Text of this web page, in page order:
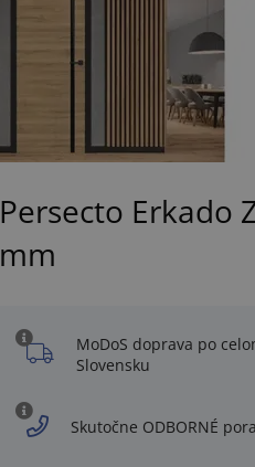
Persecto Erkado
mm
MoDoS doprava po
Slovensku
Skutočne ODBORNÉ